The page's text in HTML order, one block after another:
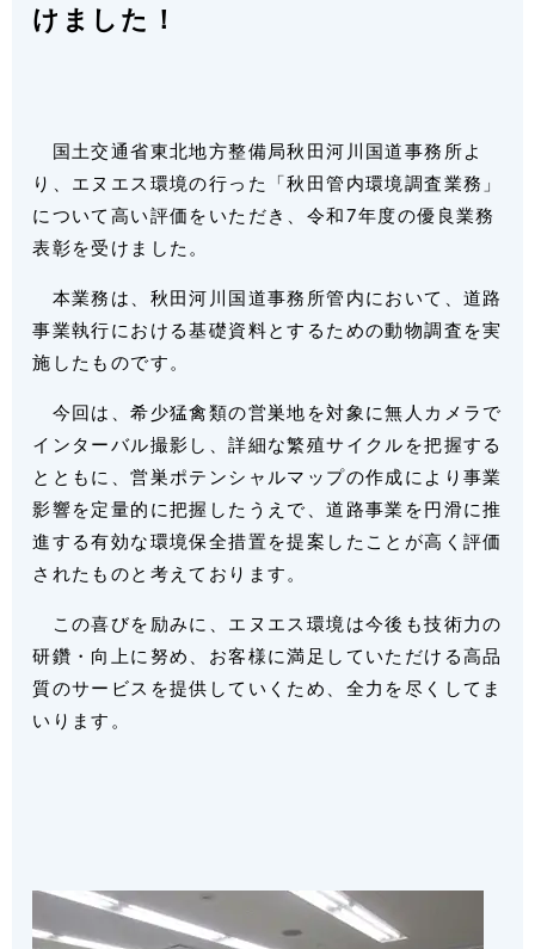
けました！
国土交通省東北地方整備局秋田河川国道事務所よ
り、エヌエス環境の行った「秋田管内環境調査業務」
について高い評価をいただき、令和7年度の優良業務
表彰を受けました。
本業務は、秋田河川国道事務所管内において、道路
事業執行における基礎資料とするための動物調査を実
施したものです。
今回は、希少猛禽類の営巣地を対象に無人カメラで
インターバル撮影し、詳細な繁殖サイクルを把握する
とともに、営巣ポテンシャルマップの作成により事業
影響を定量的に把握したうえで、道路事業を円滑に推
進する有効な環境保全措置を提案したことが高く評価
されたものと考えております。
この喜びを励みに、エヌエス環境は今後も技術力の
研鑽・向上に努め、お客様に満足していただける高品
質のサービスを提供していくため、全力を尽くしてま
いります。